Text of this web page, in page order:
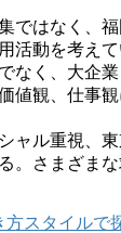
ではなく、
活動を考え
なく、⼤企
値観、仕事
ャル重視、
。さまざま
方スタイルで